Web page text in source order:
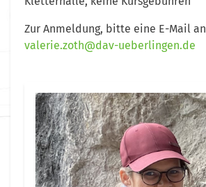
Zur Anmeldung, bitte eine E-Mail an
valerie.zoth@dav-ueberlingen.de